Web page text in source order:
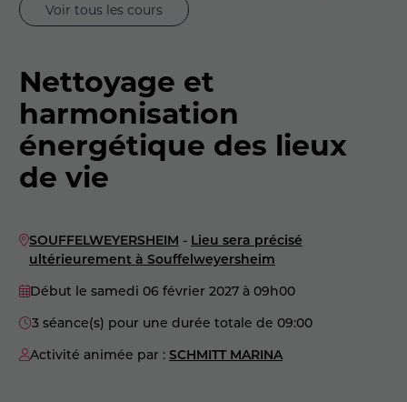
Voir tous les cours
Nettoyage et
harmonisation
énergétique des lieux
de vie
SOUFFELWEYERSHEIM - Lieu sera précisé
ultérieurement à Souffelweyersheim
Début le samedi 06 février 2027 à 09h00
3 séance(s) pour une durée totale de 09:00
Activité animée par : SCHMITT MARINA